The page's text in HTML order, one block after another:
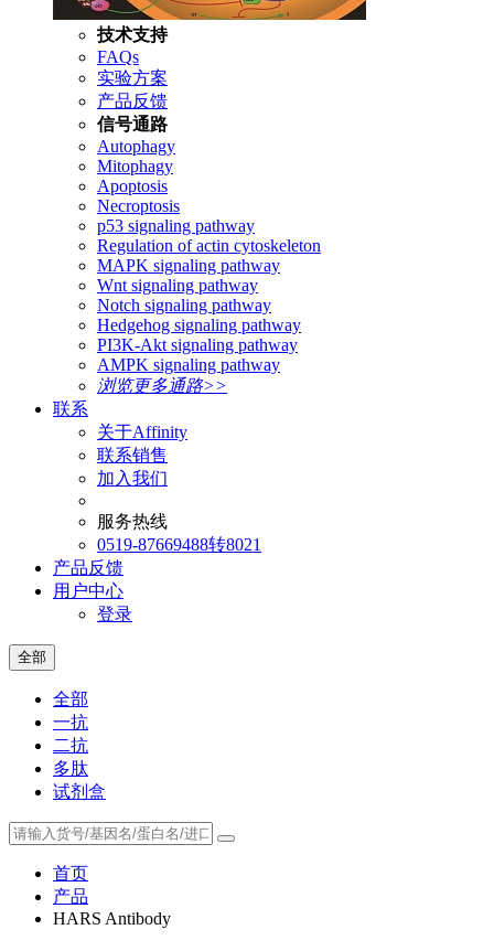
技术支持
FAQs
实验方案
产品反馈
信号通路
Autophagy
Mitophagy
Apoptosis
Necroptosis
p53 signaling pathway
Regulation of actin cytoskeleton
MAPK signaling pathway
Wnt signaling pathway
Notch signaling pathway
Hedgehog signaling pathway
PI3K-Akt signaling pathway
AMPK signaling pathway
浏览更多通路>>
联系
关于Affinity
联系销售
加入我们
服务热线
0519-87669488转8021
产品反馈
用户中心
登录
全部
全部
一抗
二抗
多肽
试剂盒
首页
产品
HARS Antibody